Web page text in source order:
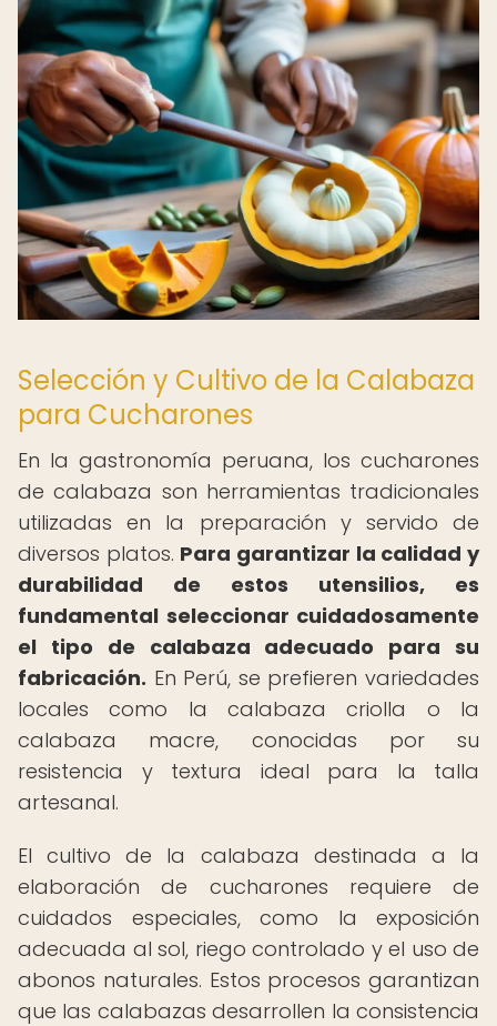
Selección y Cultivo de la Calabaza
para Cucharones
En la gastronomía peruana, los cucharones
de calabaza son herramientas tradicionales
utilizadas en la preparación y servido de
diversos platos. Para garantizar la calidad y
durabilidad de estos utensilios, es
fundamental seleccionar cuidadosamente
el tipo de calabaza adecuado para su
fabricación. En Perú, se prefieren variedades
locales como la calabaza criolla o la
calabaza macre, conocidas por su
resistencia y textura ideal para la talla
artesanal.
El cultivo de la calabaza destinada a la
elaboración de cucharones requiere de
cuidados especiales, como la exposición
adecuada al sol, riego controlado y el uso de
abonos naturales. Estos procesos garantizan
que las calabazas desarrollen la consistencia